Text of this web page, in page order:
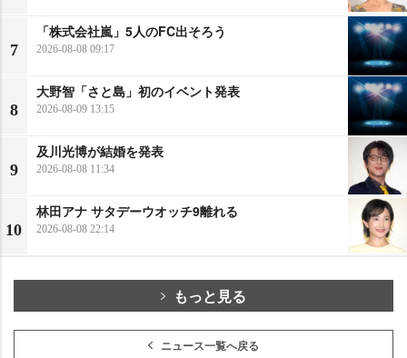
7
「株式会社嵐」5人のFC出そろう
2026-08-08 09:17
8
大野智「さと島」初のイベント発表
2026-08-09 13:15
9
及川光博が結婚を発表
2026-08-08 11:34
10
林田アナ サタデーウオッチ9離れる
2026-08-08 22:14
もっと見る
ニュース一覧へ戻る